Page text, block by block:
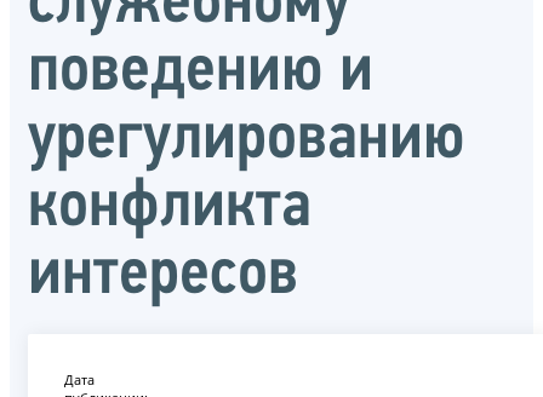
поведению и
урегулированию
конфликта
интересов
Дата